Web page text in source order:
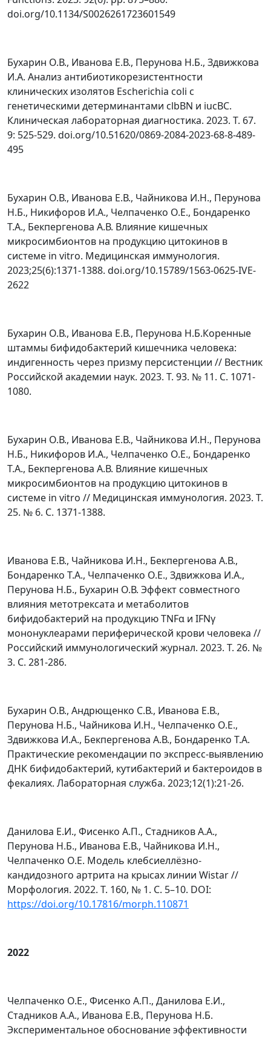
doi.org/10.1134/S0026261723601549
Бухарин О.В., Иванова Е.В., Перунова Н.Б., Здвижкова
И.А. Анализ антибиотикорезистентности
клинических изолятов Esсherichia coli с
генетическими детерминантами clbBN и iucBC.
Клиническая лабораторная диагностика. 2023. Т. 67.
9: 525-529. doi.org/10.51620/0869-2084-2023-68-8-489-
495
Бухарин О.В., Иванова Е.В., Чайникова И.Н., Перунова
Н.Б., Никифоров И.А., Челпаченко О.Е., Бондаренко
Т.А., Бекпергенова А.В. Влияние кишечных
микросимбионтов на продукцию цитокинов в
системе in vitro. Медицинская иммунология.
2023;25(6):1371-1388. doi.org/10.15789/1563-0625-IVE-
2622
Бухарин О.В., Иванова Е.В., Перунова Н.Б.Коренные
штаммы бифидобактерий кишечника человека:
индигенность через призму персистенции // Вестник
Российской академии наук. 2023. Т. 93. № 11. С. 1071-
1080.
Бухарин О.В., Иванова Е.В., Чайникова И.Н., Перунова
Н.Б., Никифоров И.А., Челпаченко О.Е., Бондаренко
Т.А., Бекпергенова А.В. Влияние кишечных
микросимбионтов на продукцию цитокинов в
системе in vitro // Медицинская иммунология. 2023. Т.
25. № 6. С. 1371-1388.
Иванова Е.В., Чайникова И.Н., Бекпергенова А.В.,
Бондаренко Т.А., Челпаченко О.Е., Здвижкова И.А.,
Перунова Н.Б., Бухарин О.В. Эффект совместного
влияния метотрексата и метаболитов
бифидобактерий на продукцию TNFα и IFNγ
мононуклеарами периферической крови человека //
Российский иммунологический журнал. 2023. Т. 26. №
3. С. 281-286.
Бухарин О.В., Андрющенко С.В., Иванова Е.В.,
Перунова Н.Б., Чайникова И.Н., Челпаченко О.Е.,
Здвижкова И.А., Бекпергенова А.В., Бондаренко Т.А.
Практические рекомендации по экспресс-выявлению
ДНК бифидобактерий, кутибактерий и бактероидов в
фекалиях. Лабораторная служба. 2023;12(1):21‑26.
Данилова Е.И., Фисенко А.П., Стадников А.А.,
Перунова Н.Б., Иванова Е.В., Чайникова И.Н.,
Челпаченко О.Е. Модель клебсиеллёзно-
кандидозного артрита на крысах линии Wistar //
Морфология. 2022. Т. 160, № 1. С. 5–10. DOI:
https://doi.org/10.17816/morph.110871
2022
Челпаченко О.Е., Фисенко А.П., Данилова Е.И.,
Стадников А.А., Иванова Е.В., Перунова Н.Б.
Экспериментальное обоснование эффективности